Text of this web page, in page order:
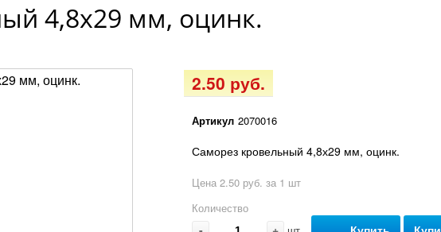
4,8х29 мм, оцинк.
2.50 руб.
Артикул 2070016
Саморез кровельный 4,8х29 мм, оцинк.
Цена 2.50 руб. за 1 шт
Количество